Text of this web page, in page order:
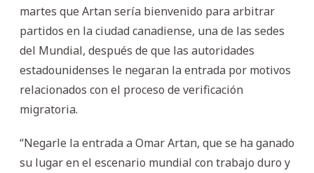
martes que Artan sería bienvenido para arbitrar
partidos en la ciudad canadiense, una de las sedes
del Mundial, después de que las autoridades
estadounidenses le negaran la entrada por motivos
relacionados con el proceso de verificación
migratoria.
“Negarle la entrada a Omar Artan, que se ha ganado
su lugar en el escenario mundial con trabajo duro y